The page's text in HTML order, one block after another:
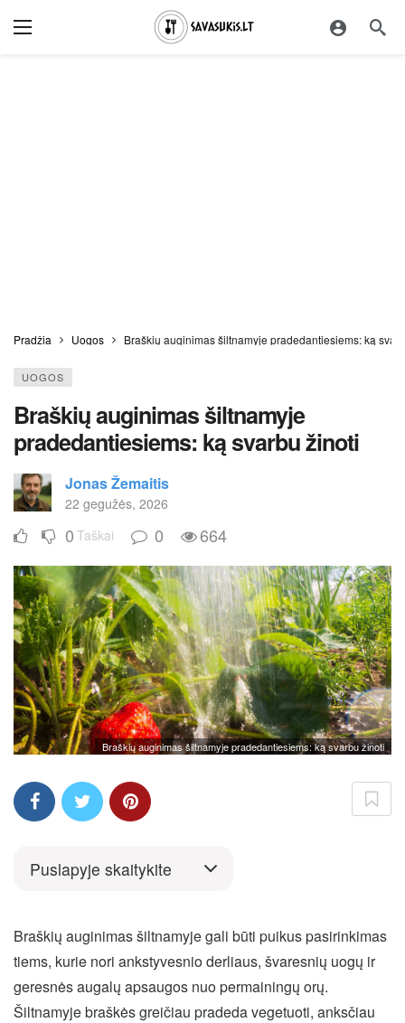
Pradžia Uogos Braškių auginimas šiltnamyje pradedantiesiems: ką
UOGOS
Braškių auginimas šiltnamyje
pradedantiesiems: ką svarbu žinoti
Jonas Žemaitis
22 gegužės, 2026
0 Taškai 0 664
Braškių auginimas šiltnamyje pradedantiesiems: ką svarbu žinoti
Puslapyje skaitykite
Braškių auginimas šiltnamyje gali būti puikus pasirinkimas
tiems, kurie nori ankstyvesnio derliaus, švaresnių uogų ir
geresnės augalų apsaugos nuo permainingų orų.
Šiltnamyje braškės greičiau pradeda vegetuoti, anksčiau